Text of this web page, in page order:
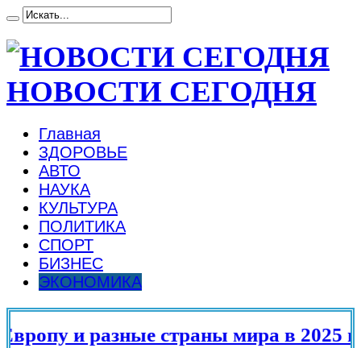
НОВОСТИ СЕГОДНЯ
Главная
ЗДОРОВЬЕ
АВТО
НАУКА
КУЛЬТУРА
ПОЛИТИКА
СПОРТ
БИЗНЕС
ЭКОНОМИКА
и разные страны мира в 2025 году